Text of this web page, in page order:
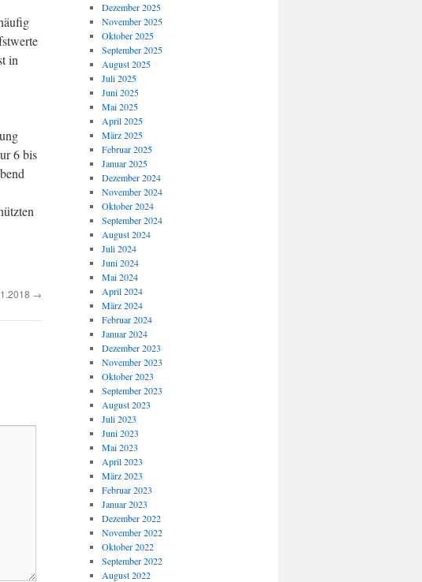
in
6 bis
→
Dezember 2025
November 2025
Oktober 2025
September 2025
August 2025
Juli 2025
Juni 2025
Mai 2025
April 2025
März 2025
Februar 2025
Januar 2025
Dezember 2024
November 2024
Oktober 2024
September 2024
August 2024
Juli 2024
Juni 2024
Mai 2024
April 2024
März 2024
Februar 2024
Januar 2024
Dezember 2023
November 2023
Oktober 2023
September 2023
August 2023
Juli 2023
Juni 2023
Mai 2023
April 2023
März 2023
Februar 2023
Januar 2023
Dezember 2022
November 2022
Oktober 2022
September 2022
August 2022